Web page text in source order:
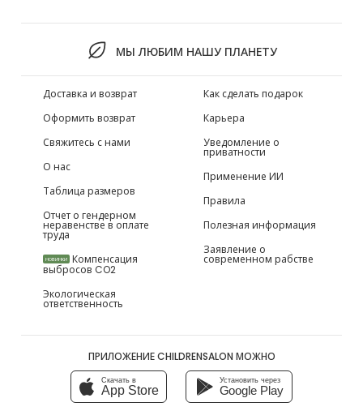
МЫ ЛЮБИМ НАШУ ПЛАНЕТУ
Доставка и возврат
Оформить возврат
Свяжитесь с нами
О нас
Таблица размеров
Отчет о гендерном
неравенстве в оплате
труда
НОВИНКИ Компенсация
выбросов CO2
Экологическая
ответственность
Как сделать подарок
Карьера
Уведомление о
приватности
Применение ИИ
Правила
Полезная информация
Заявление о
современном рабстве
ПРИЛОЖЕНИЕ CHILDRENSALON МОЖНО
Скачать в
App Store
Установить через
Google Play